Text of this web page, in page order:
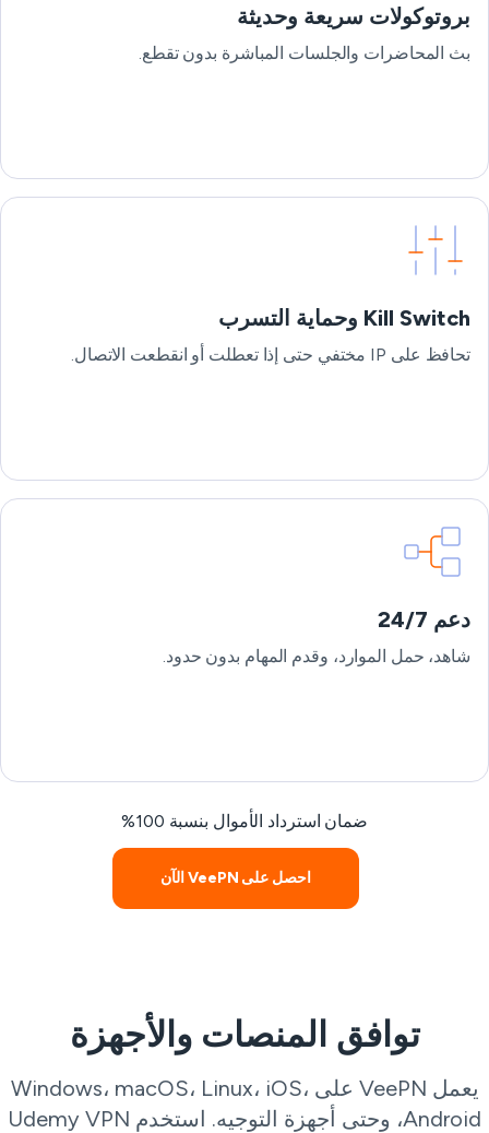
بروتوكولات سريعة وحديثة
بث المحاضرات والجلسات المباشرة بدون تقطع.
Kill Switch وحماية التسرب
تحافظ على IP مختفي حتى إذا تعطلت أو انقطعت الاتصال.
دعم 24/7
شاهد، حمل الموارد، وقدم المهام بدون حدود.
ضمان استرداد الأموال بنسبة 100%
احصل على VeePN الآن
توافق المنصات والأجهزة
يعمل VeePN على Windows، macOS، Linux، iOS،
Android، وحتى أجهزة التوجيه. استخدم Udemy VPN